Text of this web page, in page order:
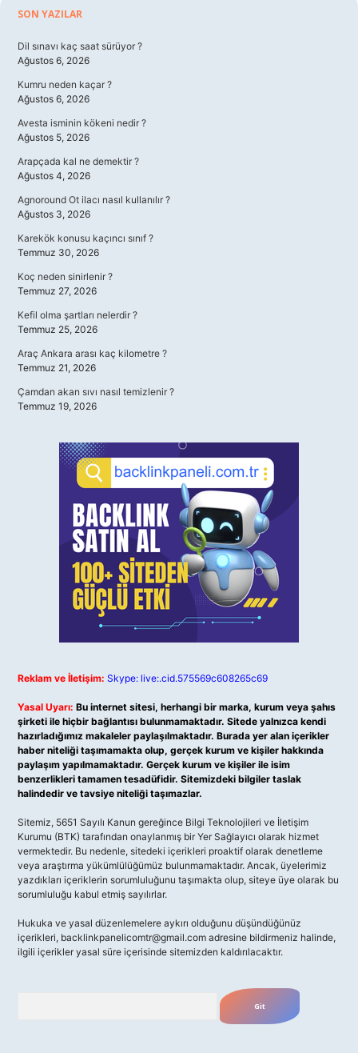
Sidebar
SON YAZILAR
Dil sınavı kaç saat sürüyor ?
Ağustos 6, 2026
Kumru neden kaçar ?
Ağustos 6, 2026
Avesta isminin kökeni nedir ?
Ağustos 5, 2026
Arapçada kal ne demektir ?
Ağustos 4, 2026
Agnoround Ot ilacı nasıl kullanılır ?
Ağustos 3, 2026
Karekök konusu kaçıncı sınıf ?
Temmuz 30, 2026
Koç neden sinirlenir ?
Temmuz 27, 2026
Kefil olma şartları nelerdir ?
Temmuz 25, 2026
Araç Ankara arası kaç kilometre ?
Temmuz 21, 2026
Çamdan akan sıvı nasıl temizlenir ?
Temmuz 19, 2026
Reklam ve İletişim: Skype: live:.cid.575569c608265c69
Yasal Uyarı: Bu internet sitesi, herhangi bir marka, kurum veya şahıs
şirketi ile hiçbir bağlantısı bulunmamaktadır. Sitede yalnızca kendi
hazırladığımız makaleler paylaşılmaktadır. Burada yer alan içerikler
haber niteliği taşımamakta olup, gerçek kurum ve kişiler hakkında
paylaşım yapılmamaktadır. Gerçek kurum ve kişiler ile isim
benzerlikleri tamamen tesadüfidir. Sitemizdeki bilgiler taslak
halindedir ve tavsiye niteliği taşımazlar.
Sitemiz, 5651 Sayılı Kanun gereğince Bilgi Teknolojileri ve İletişim
Kurumu (BTK) tarafından onaylanmış bir Yer Sağlayıcı olarak hizmet
vermektedir. Bu nedenle, sitedeki içerikleri proaktif olarak denetleme
veya araştırma yükümlülüğümüz bulunmamaktadır. Ancak, üyelerimiz
yazdıkları içeriklerin sorumluluğunu taşımakta olup, siteye üye olarak bu
sorumluluğu kabul etmiş sayılırlar.
Hukuka ve yasal düzenlemelere aykırı olduğunu düşündüğünüz
içerikleri, backlinkpanelicomtr@gmail.com adresine bildirmeniz halinde,
ilgili içerikler yasal süre içerisinde sitemizden kaldırılacaktır.